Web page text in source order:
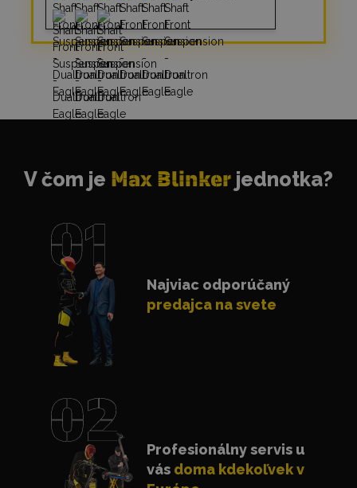
V čom je Max Blinker jednotka?
Najviac odporúčaný
predajca na svete
Profesionálny servis u
vás doma kdekoľvek v